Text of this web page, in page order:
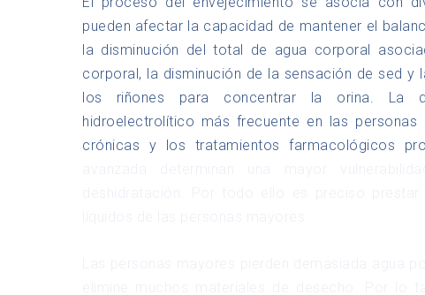
pueden afectar la capacidad de mantener el
la disminución del total de agua corporal
corporal, la disminución de la sensación de sed y
los riñones para concentrar la orina. La
hidroelectrolítico más frecuente en las
crónicas y los tratamientos farmacológicos